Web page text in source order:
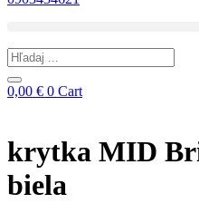
Search
...
0,00 € 0 Cart
krytka MID
biela